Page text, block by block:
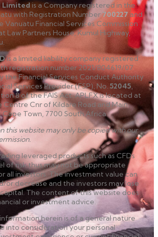
Limitedis a Company registered in the
with Registration Number700227 and
Vanuatu Financial Services Commission
Law Partners House, Kumul Highway,
is a limited liability company registered
registration number 2021/804619/07
the Financial Services Conduct Authority
Services Provider (FSP), No.52045,
8 of the FAIS Act. APLFX is located at
Centre Cnr of Kildare Road and Main
Town, 7700 South Africa.
this website may only be copied with our
leveraged products such as CFDs
of risk thus may not be appropriate
all investors. The investment value can
or decrease and the investors may lose
The content of this website does
or investment advice.
herein is of a general nature
into consideration your personal